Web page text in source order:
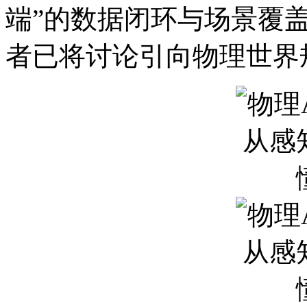
端”的数据闭环与场景覆
者已将讨论引向物理世